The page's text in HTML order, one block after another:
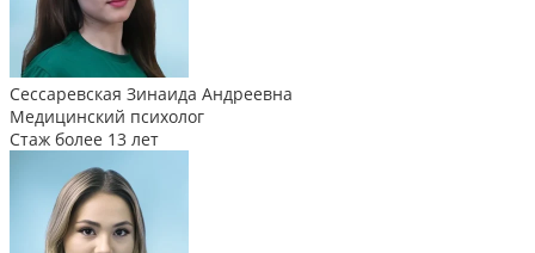
Сессаревская Зинаида Андреевна
Медицинский психолог
Стаж более 13 лет